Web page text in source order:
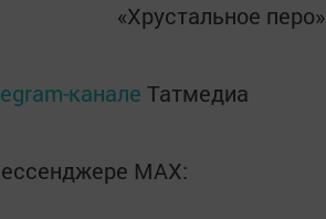
«Хрустальное
канале Татмедиа
MАХ: